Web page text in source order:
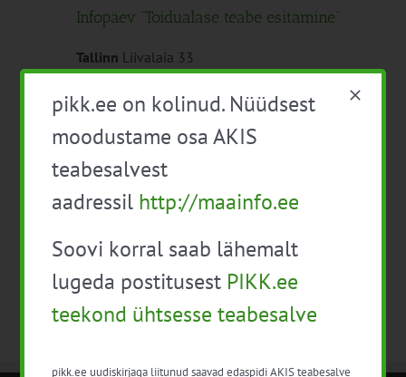
Infopäev “Toidualase teabe esitamine”
Tallinn Liivalaia 33
Eelmine päev
pikk.ee on kolinud. Nüüdsest
moodustame osa AKIS
teabesalvest
aadressil http://maainfo.ee
Soovi korral saab lähemalt
lugeda postitusest PIKK.ee
teekond ühtsesse teabesalve
pikk.ee uudiskirjaga liitunud saavad edaspidi AKIS teabesalve